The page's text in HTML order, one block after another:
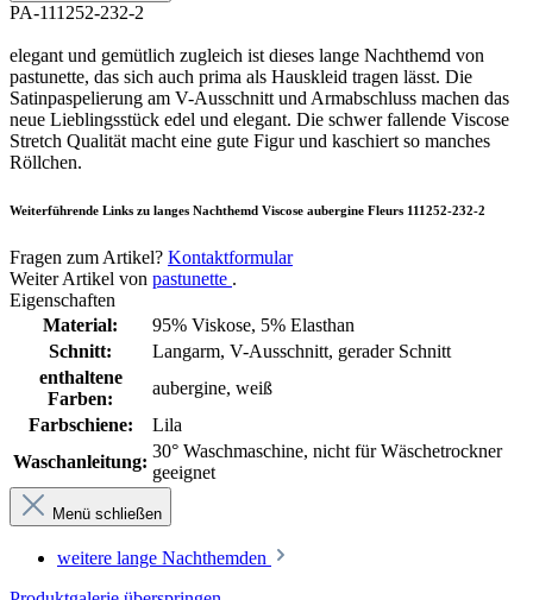
PA-111252-232-2
elegant und gemütlich zugleich ist dieses lange Nachthemd von
pastunette, das sich auch prima als Hauskleid tragen lässt. Die
Satinpaspelierung am V-Ausschnitt und Armabschluss machen das
neue Lieblingsstück edel und elegant. Die schwer fallende Viscose
Stretch Qualität macht eine gute Figur und kaschiert so manches
Röllchen.
Weiterführende Links zu langes Nachthemd Viscose aubergine Fleurs 111252-232-2
Fragen zum Artikel? Kontaktformular
Weiter Artikel von pastunette .
Eigenschaften
Material:
95% Viskose, 5% Elasthan
Schnitt:
Langarm, V-Ausschnitt, gerader Schnitt
enthaltene
Farben:
aubergine, weiß
Farbschiene:
Lila
Waschanleitung:
30° Waschmaschine, nicht für Wäschetrockner
geeignet
Menü schließen
weitere lange Nachthemden